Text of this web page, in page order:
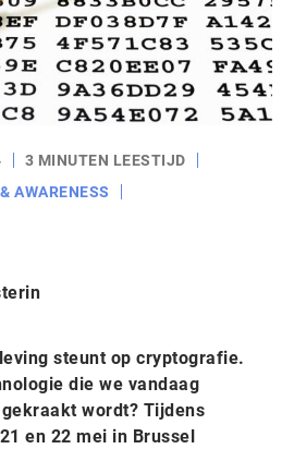
3 MINUTEN LEESTIJD
AWARENESS
steunt op cryptografie.
die we vandaag
wordt? Tijdens
en 22 mei in Brussel